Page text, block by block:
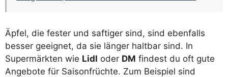
Äpfel, die fester und saftiger sind, sind ebenfalls
besser geeignet, da sie länger haltbar sind. In
Supermärkten wie Lidl oder DM findest du oft gute
Angebote für Saisonfrüchte. Zum Beispiel sind